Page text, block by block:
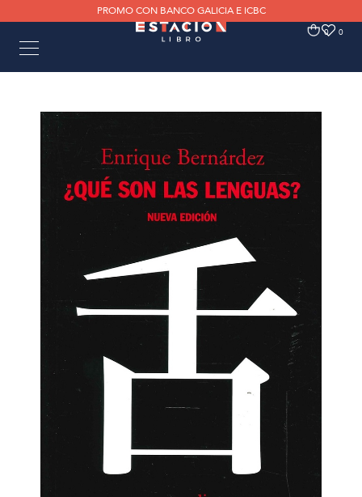
PROMO CON BANCO GALICIA E ICBC
0 0